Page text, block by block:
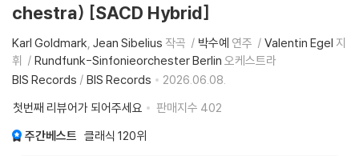
chestra) [SACD Hybrid]
Karl Goldmark Jean Sibelius 작곡 박수예 연주 Valentin Egel 지
휘
Rundfunk-Sinfonieorchester Berlin 오케스트라
BIS Records / BIS Records
2026.06.08.
첫번째 리뷰어가 되어주세요
판매지수 402
주간베스트 클래식 120위